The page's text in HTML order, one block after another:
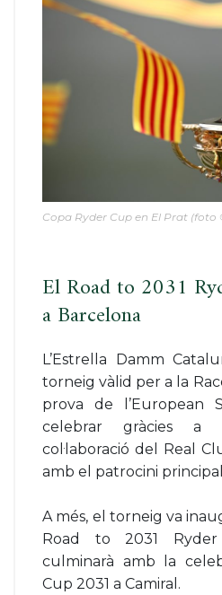
Copa Ryder Cup en El Prat
El Road to 2031
a Barcelona
L’Estrella Damm
torneig vàlid per a la
prova de l’European
celebrar gràcies a
col·laboració del Real
amb el patrocini
A més, el torneig va
Road to 2031
culminarà amb la
Cup 2031 a Camiral.